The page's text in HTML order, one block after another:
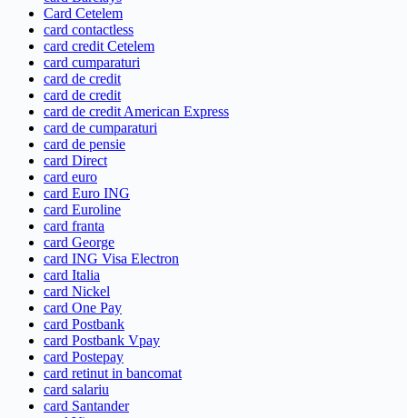
Card Cetelem
card contactless
card credit Cetelem
card cumparaturi
card de credit
card de credit
card de credit American Express
card de cumparaturi
card de pensie
card Direct
card euro
card Euro ING
card Euroline
card franta
card George
card ING Visa Electron
card Italia
card Nickel
card One Pay
card Postbank
card Postbank Vpay
card Postepay
card retinut in bancomat
card salariu
card Santander